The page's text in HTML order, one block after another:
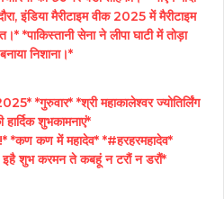
इंडिया मैरीटाइम वीक 2025 में मैरीटाइम
*पाकिस्तानी सेना ने लीपा घाटी में तोड़ा
निशाना।*
*गुरुवार* *श्री महाकालेश्वर ज्योतिर्लिंग
शुभकामनाएं*
कण में महादेव* *#हरहरमहादेव*
इहै शुभ करमन ते कबहूं न टरौं न डरौं*